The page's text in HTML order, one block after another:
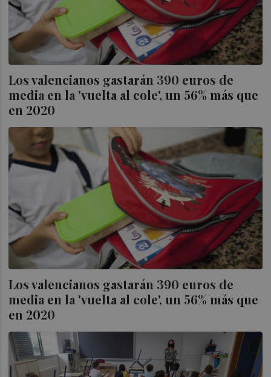
Los valencianos gastarán 390 euros de
media en la 'vuelta al cole', un 56% más que
en 2020
Los valencianos gastarán 390 euros de
media en la 'vuelta al cole', un 56% más que
en 2020